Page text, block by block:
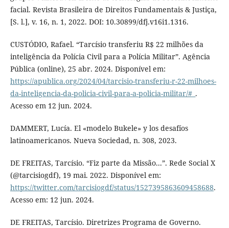
facial. Revista Brasileira de Direitos Fundamentais & Justiça,
[S. l.], v. 16, n. 1, 2022. DOI: 10.30899/dfj.v16i1.1316.
CUSTÓDIO, Rafael. “Tarcísio transferiu R$ 22 milhões da
inteligência da Polícia Civil para a Polícia Militar”. Agência
Pública (online), 25 abr. 2024. Disponível em:
https://apublica.org/2024/04/tarcisio-transferiu-r-22-milhoes-
da-inteligencia-da-policia-civil-para-a-policia-militar/#_ .
Acesso em 12 jun. 2024.
DAMMERT, Lucía. El «modelo Bukele» y los desafíos
latinoamericanos. Nueva Sociedad, n. 308, 2023.
DE FREITAS, Tarcísio. “Fiz parte da Missão...”. Rede Social X
(@tarcisiogdf), 19 mai. 2022. Disponível em:
https://twitter.com/tarcisiogdf/status/1527395863609458688.
Acesso em: 12 jun. 2024.
DE FREITAS, Tarcísio. Diretrizes Programa de Governo.